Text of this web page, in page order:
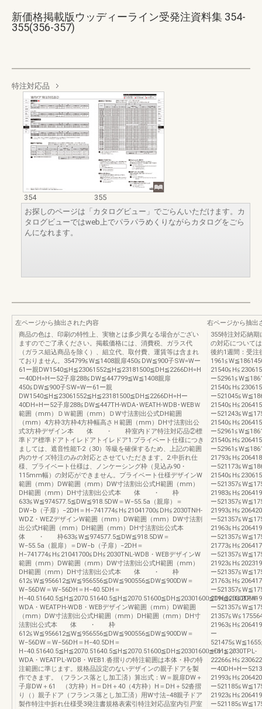
新価格掲載版ウッディーライン受発注資料集 354-
355(356-357)
特注対応品
354
355
お探しのページは「カタログビュー」でごらんいただけます。カ
タログビューではweb上でパラパラめくりながらカタログをごら
んになれます。
左ページから抽出された内容
商品の色は、印刷の特性上、実物とは多少異なる場合がござい
ますのでご了承ください。掲載価格には、消費税、ガラス代
（ガラス組込商品を除く）、組立代、取付費、運賃等は含まれ
ておりません。354799≦W≦1408親扉450≦DW≦900子SW=Wー
61ー親DW1540≦H≦23061552≦H≦23181500≦DH≦2266DH=H
ー40DH=Hー52子扉288≦DW≦447799≦W≦1408親扉
450≦DW≦900子SW=Wー61ー親
DW1540≦H≦23061552≦H≦23181500≦DH≦2266DH=Hー
40DH=Hー52子扉288≦DW≦447TH-WDA･WEATH-WDB･WEBＷ
範囲（mm）ＤＷ範囲（mm）ＤW寸法割出公式DH範囲
（mm）4方枠3方枠4方枠幅高さＨ範囲（mm）DH寸法割出公
式3方枠デザイン本 体 ・ 枠室内ドア特注対応品②標
準ドア標準ドアトイレドアトイレドア1.プライベート仕様につき
ましては、遮音性能T-2（30）等級を確保するため、上記の範囲
内のサイズ特注のみの対応とさせていただきます。2.中折れ仕
様、プライベート仕様は、ノンケーシング枠（見込み90・
115mm幅）の対応ができません。プライベート仕様デザインW
範囲（mm）DW範囲（mm）DW寸法割出公式H範囲（mm）
DH範囲（mm）DH寸法割出公式本 体 ・ 枠
633≦W≦974577.5≦DW≦918.5DW＝W−55.5a（親扉）＝
DW−b（子扉）−2DH＝H−741774≦H≦21041700≦DH≦2030TNH-
WDZ・WEZデザインW範囲（mm）DW範囲（mm）DW寸法割
出公式H範囲（mm）DH範囲（mm）DH寸法割出公式本
体 ・ 枠633≦W≦974577.5≦DW≦918.5DW＝
W−55.5a（親扉）＝DW−b（子扉）−2DH＝
H−741774≦H≦21041700≦DH≦2030TNL-WDB・WEBデザインW
範囲（mm）DW範囲（mm）DW寸法割出公式H範囲（mm）
DH範囲（mm）DH寸法割出公式本 体 ・ 枠
612≦W≦956612≦W≦956556≦DW≦900556≦DW≦900DW＝
W−56DW＝W−56DH＝H−40.5DH＝
H−40.51640.5≦H≦2070.51640.5≦H≦2070.51600≦DH≦20301600≦DH≦2030TPH-
WDA・WEATPH-WDB・WEBデザインW範囲（mm）DW範囲
（mm）DW寸法割出公式H範囲（mm）DH範囲（mm）DH寸
法割出公式本 体 ・ 枠
612≦W≦956612≦W≦956556≦DW≦900556≦DW≦900DW＝
W−56DW＝W−56DH＝H−40.5DH＝
H−40.51640.5≦H≦2070.51640.5≦H≦2070.51600≦DH≦20301600≦DH≦2030TPL-
WDA・WEATPL-WDB・WEB1.沓摺りの特注範囲は本体・枠の特
注範囲に準じます。規格品設定のないデザインの親子ドアを製
作できます。（フランス落とし加工済）算出式：W＝親扉DW＋
子扉DW＋61 （3方枠）H＝DH＋40（4方枠）H＝DH＋52沓摺
り（）親子ドア（フランス落とし加工済）用W寸法−48親子ドア
製作特注中折れ仕様受3発注書規格表索引特注対応品室内引戸室
右ページから抽出
355特注対応納
の対応について
後約1週間：受注
ー
ー
ー
ー
ー
ー
ー
ー
ー
ー
ー
ー
ー
ー
ー
ー61）／
ー40DH=Hー
ー
ー